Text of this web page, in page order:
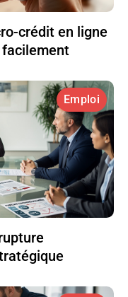
crédit en ligne
Emploi